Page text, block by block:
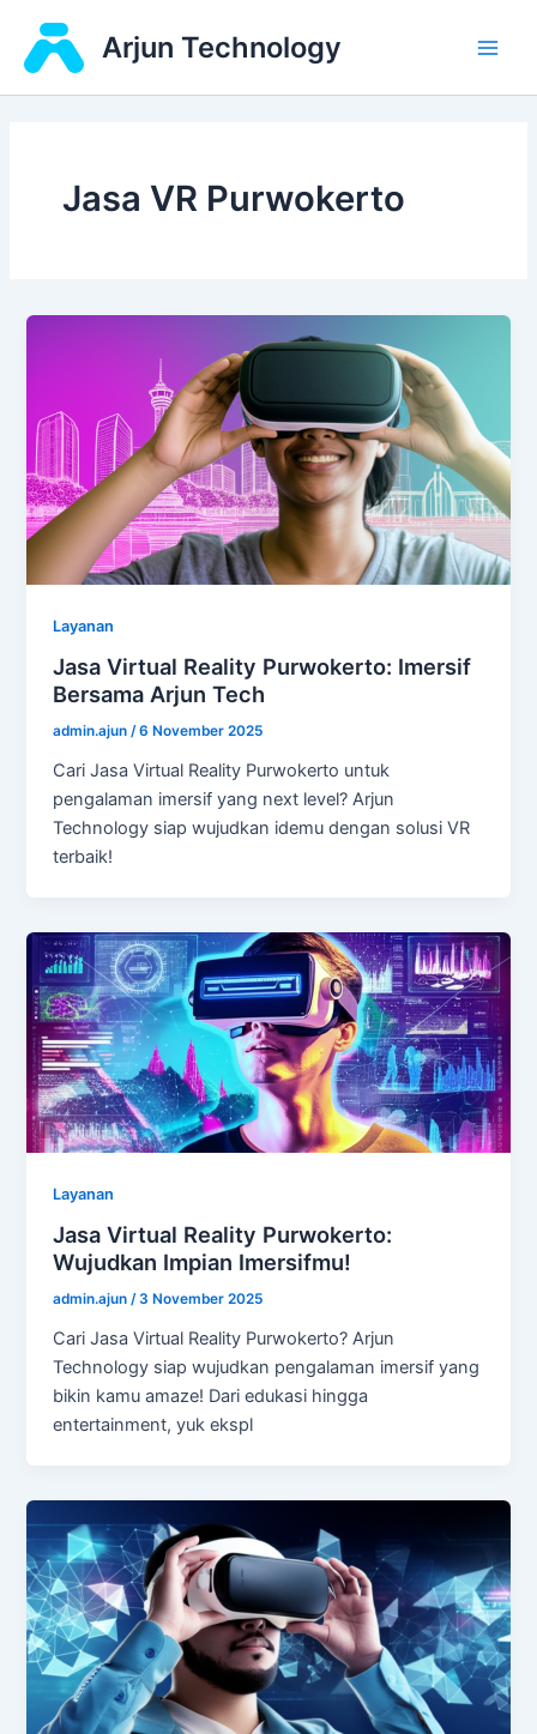
content
Arjun Technology
Jasa VR Purwokerto
Layanan
Jasa Virtual Reality Purwokerto: Imersif
Bersama Arjun Tech
admin.ajun/6 November 2025
Cari Jasa Virtual Reality Purwokerto untuk
pengalaman imersif yang next level? Arjun
Technology siap wujudkan idemu dengan solusi VR
terbaik!
Layanan
Jasa Virtual Reality Purwokerto:
Wujudkan Impian Imersifmu!
admin.ajun/3 November 2025
Cari Jasa Virtual Reality Purwokerto? Arjun
Technology siap wujudkan pengalaman imersif yang
bikin kamu amaze! Dari edukasi hingga
entertainment, yuk ekspl